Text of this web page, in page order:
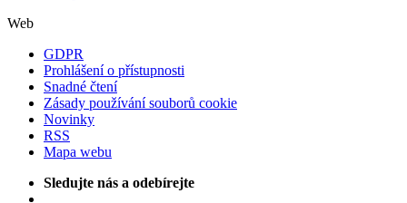
Web
GDPR
Prohlášení o přístupnosti
Snadné čtení
Zásady používání souborů cookie
Novinky
RSS
Mapa webu
Sledujte nás a odebírejte